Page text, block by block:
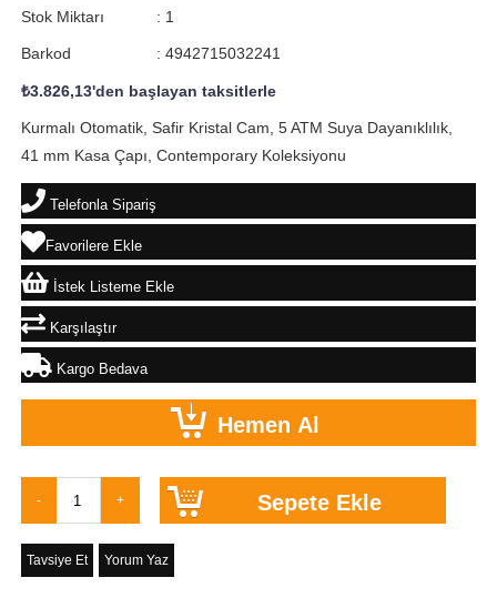
Stok Miktarı : 1
Barkod : 4942715032241
₺3.826,13'den başlayan taksitlerle
Kurmalı Otomatik, Safir Kristal Cam, 5 ATM Suya Dayanıklılık,
41 mm Kasa Çapı, Contemporary Koleksiyonu
Telefonla Sipariş
Favorilere Ekle
İstek Listeme Ekle
Karşılaştır
Kargo Bedava
Tavsiye Et Yorum Yaz